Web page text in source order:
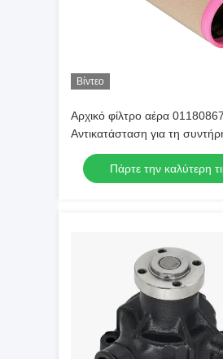
Βίντεο
Αρχικό φίλτρο αέρα 01180867
Αντικατάσταση για τη
κινητήρα ντίζελ Deutz
Πάρτε την καλύτερη